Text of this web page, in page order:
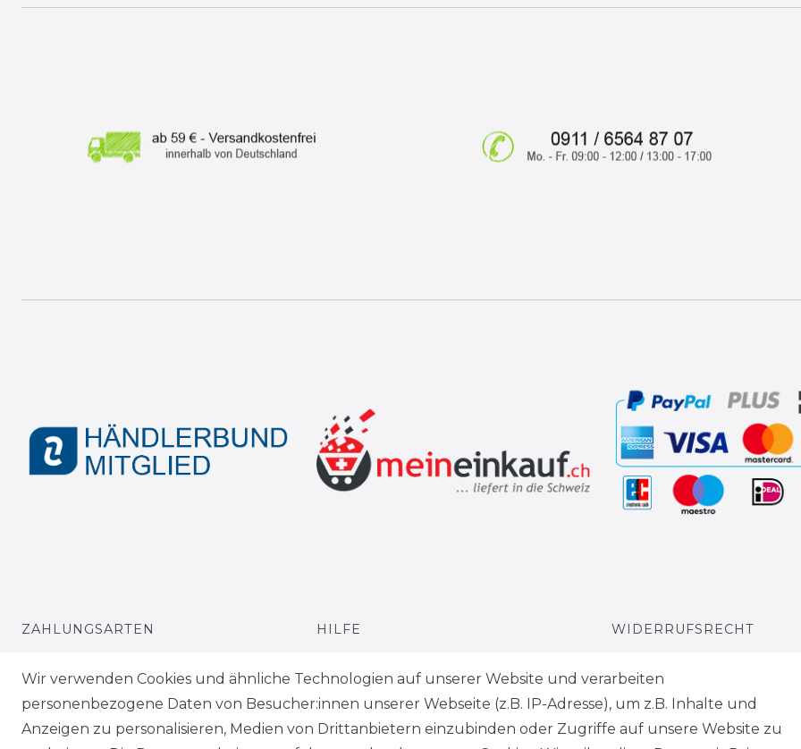
ZAHLUNGSARTEN
VERSANDARTEN & -KOSTEN
GEWERBETREIBENDE?
HILFE
KONTAKT
ANFAHRT
WIDERRUFSRECHT
WIDERRUFS­FORMULAR
HINWEISE ZUR
Wir verwenden Cookies und ähnliche Technologien auf unserer Website und verarbeiten
personenbezogene Daten von Besucher:innen unserer Webseite (z.B. IP-Adresse), um z.B. Inhalte und
Anzeigen zu personalisieren, Medien von Drittanbietern einzubinden oder Zugriffe auf unsere Website zu